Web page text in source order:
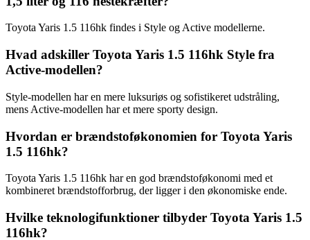
Toyota Yaris 1.5 116hk findes i Style og Active modellerne.
Hvad adskiller Toyota Yaris 1.5 116hk Style fra
Active-modellen?
Style-modellen har en mere luksuriøs og sofistikeret udstråling,
mens Active-modellen har et mere sporty design.
Hvordan er brændstoføkonomien for Toyota Yaris
1.5 116hk?
Toyota Yaris 1.5 116hk har en god brændstoføkonomi med et
kombineret brændstofforbrug, der ligger i den økonomiske ende.
Hvilke teknologifunktioner tilbyder Toyota Yaris 1.5
116hk?